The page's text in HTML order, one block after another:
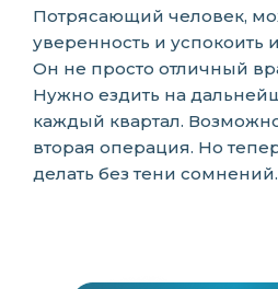
Потрясающий человек,
уверенность и успокоить
Он не просто отличный
Нужно ездить на
каждый квартал.
вторая операция. Но
делать без тени сомнений.